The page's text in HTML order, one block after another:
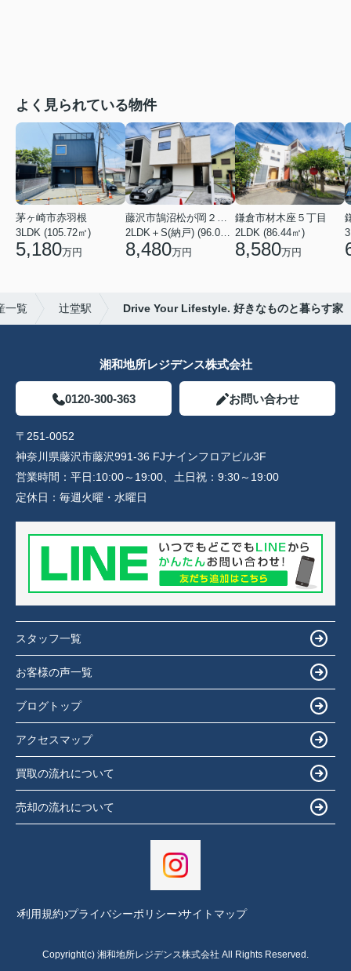
よく見られている物件
茅ヶ崎市赤羽根
3LDK (105.72㎡)
5,180万円
藤沢市鵠沼松が岡２丁目
2LDK＋S(納戸) (96.05㎡)
8,480万円
鎌倉市材木座５丁目
2LDK (86.44㎡)
8,580万円
一覧 辻堂駅 Drive Your Lifestyle. 好きなものと暮らす家
湘和地所レジデンス株式会社
0120-300-363 お問い合わせ
〒251-0052
神奈川県藤沢市藤沢991-36 FJナインフロアビル3F
営業時間： 平日:10:00～19:00、土日祝：9:30～19:00
定休日： 毎週火曜・水曜日
スタッフ一覧
お客様の声一覧
ブログトップ
アクセスマップ
買取の流れについて
売却の流れについて
利用規約 プライバシーポリシー サイトマップ
Copyright(c) 湘和地所レジデンス株式会社 All Rights Reserved.